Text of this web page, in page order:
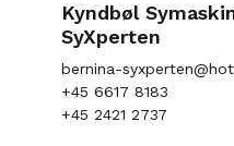
Kyndbøl
SyXperten
bernina-
+45 6617 8183
+45 2421 2737